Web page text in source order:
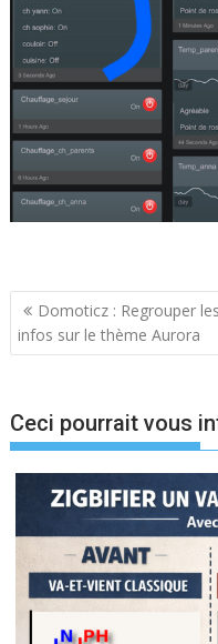
Navigation
de
Domoticz : Regrouper les
infos sur le thème Aurora
Ceci pourrait vous